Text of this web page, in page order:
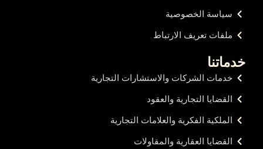
سياسة الخصوصية
ملفات تعريف الارتباط
خدماتنا
خدمات الشركات والاستشارات التجارية
القضايا التجارية والعقود
الملكية الفكرية والعلامات التجارية
القضايا العقارية والمقاولات